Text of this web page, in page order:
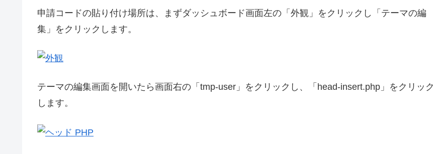
申請コードの貼り付け場所は、まずダッシュボード画面左の「外観」をクリックし「テーマの編
集」をクリックします。
テーマの編集画面を開いたら画面右の「tmp-user」をクリックし、「head-insert.php」をクリック
します。